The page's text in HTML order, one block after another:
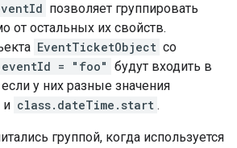
позволяет группировать
от остальных их свойств.
EventTicketObject со
= "foo" будут входить в
у них разные значения
и class.dateTime.start .
группой, когда используется